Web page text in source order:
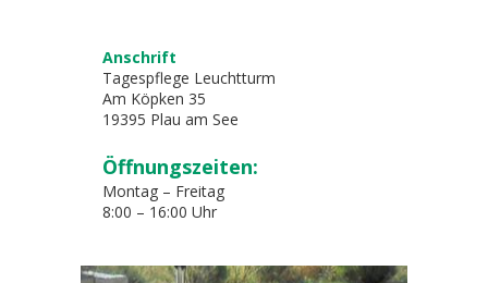
Anschrift
Tagespflege Leuchtturm
Am Köpken 35
19395 Plau am See
Öffnungszeiten:
Montag – Freitag
8:00 – 16:00 Uhr